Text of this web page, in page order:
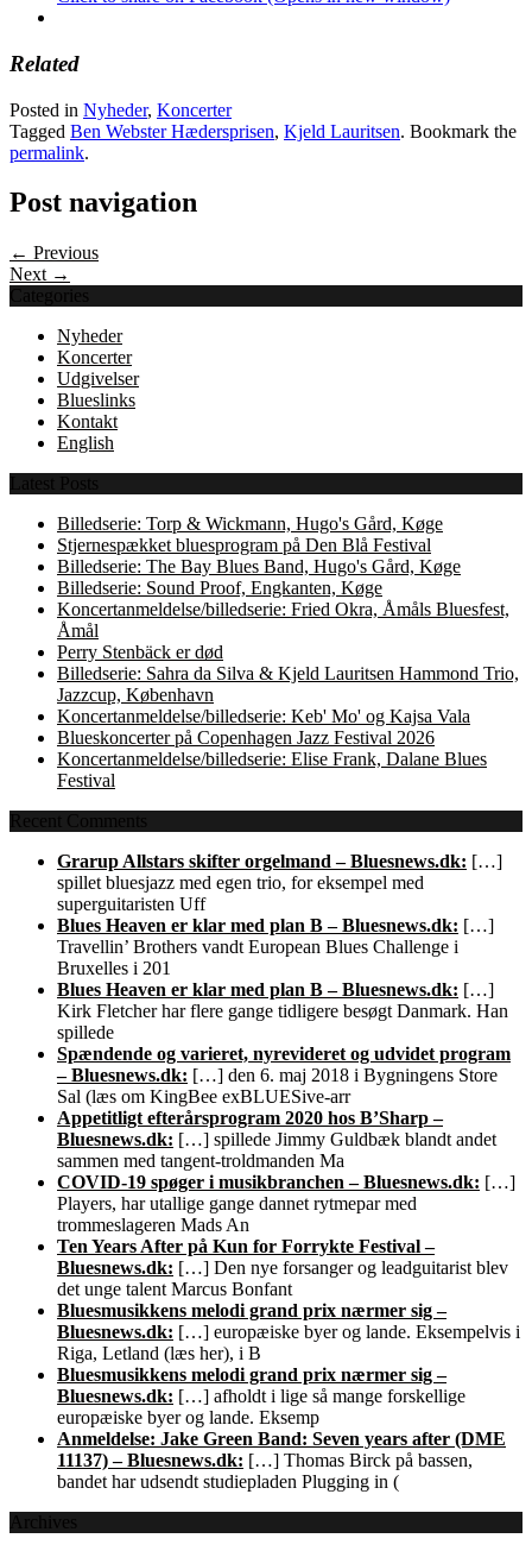
Related
Posted in Nyheder, Koncerter
Tagged Ben Webster Hædersprisen, Kjeld Lauritsen. Bookmark the
permalink.
Post navigation
← Previous
Next →
Categories
Nyheder
Koncerter
Udgivelser
Blueslinks
Kontakt
English
Latest Posts
Billedserie: Torp & Wickmann, Hugo's Gård, Køge
Stjernespækket bluesprogram på Den Blå Festival
Billedserie: The Bay Blues Band, Hugo's Gård, Køge
Billedserie: Sound Proof, Engkanten, Køge
Koncertanmeldelse/billedserie: Fried Okra, Åmåls Bluesfest,
Åmål
Perry Stenbäck er død
Billedserie: Sahra da Silva & Kjeld Lauritsen Hammond Trio,
Jazzcup, København
Koncertanmeldelse/billedserie: Keb' Mo' og Kajsa Vala
Blueskoncerter på Copenhagen Jazz Festival 2026
Koncertanmeldelse/billedserie: Elise Frank, Dalane Blues
Festival
Recent Comments
Grarup Allstars skifter orgelmand – Bluesnews.dk: […]
spillet bluesjazz med egen trio, for eksempel med
superguitaristen Uff
Blues Heaven er klar med plan B – Bluesnews.dk: […]
Travellin’ Brothers vandt European Blues Challenge i
Bruxelles i 201
Blues Heaven er klar med plan B – Bluesnews.dk: […]
Kirk Fletcher har flere gange tidligere besøgt Danmark. Han
spillede
Spændende og varieret, nyrevideret og udvidet program
– Bluesnews.dk: […] den 6. maj 2018 i Bygningens Store
Sal (læs om KingBee exBLUESive-arr
Appetitligt efterårsprogram 2020 hos B’Sharp –
Bluesnews.dk: […] spillede Jimmy Guldbæk blandt andet
sammen med tangent-troldmanden Ma
COVID-19 spøger i musikbranchen – Bluesnews.dk: […]
Players, har utallige gange dannet rytmepar med
trommeslageren Mads An
Ten Years After på Kun for Forrykte Festival –
Bluesnews.dk: […] Den nye forsanger og leadguitarist blev
det unge talent Marcus Bonfant
Bluesmusikkens melodi grand prix nærmer sig –
Bluesnews.dk: […] europæiske byer og lande. Eksempelvis i
Riga, Letland (læs her), i B
Bluesmusikkens melodi grand prix nærmer sig –
Bluesnews.dk: […] afholdt i lige så mange forskellige
europæiske byer og lande. Eksemp
Anmeldelse: Jake Green Band: Seven years after (DME
11137) – Bluesnews.dk: […] Thomas Birck på bassen,
bandet har udsendt studiepladen Plugging in (
Archives